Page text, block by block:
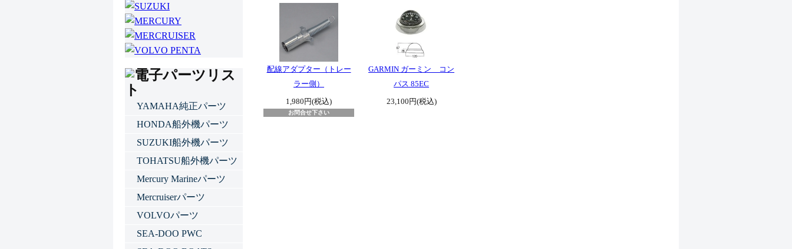
配線アダプター（トレー
ラー側）
1,980円(税込)
お問合せ下さい
GARMIN ガーミン コン
パス 85EC
23,100円(税込)
YAMAHA純正パーツ
HONDA船外機パーツ
SUZUKI船外機パーツ
TOHATSU船外機パーツ
Mercury Marineパーツ
Mercruiserパーツ
VOLVOパーツ
SEA-DOO PWC